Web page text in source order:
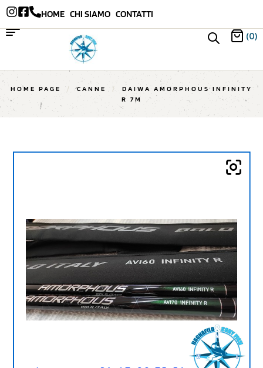
HOME CHI SIAMO CONTATTI
(0)
HOME PAGE / CANNE /
DAIWA AMORPHOUS INFINITY
R 7M